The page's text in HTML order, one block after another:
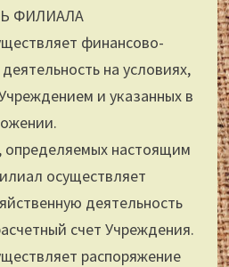
ФИЛИАЛА
финансово-
на условиях,
и указанных в
определяемых настоящим
осуществляет
деятельность
счет Учреждения.
распоряжение